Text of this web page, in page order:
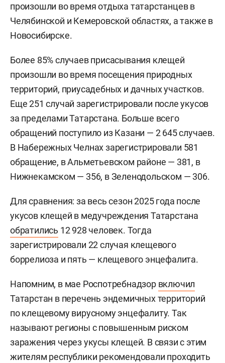
произошли во время отдыха татарстанцев в
Челябинской и Кемеровской областях, а также в
Новосибирске.
Более 85% случаев присасывания клещей
произошли во время посещения природных
территорий, приусадебных и дачных участков.
Еще 251 случай зарегистрировали после укусов
за пределами Татарстана. Больше всего
обращений поступило из Казани — 2 645 случаев.
В Набережных Челнах зарегистрировали 581
обращение, в Альметьевском районе — 381, в
Нижнекамском — 356, в Зеленодольском — 306.
Для сравнения: за весь сезон 2025 года после
укусов клещей в медучреждения Татарстана
обратились 12 928 человек. Тогда
зарегистрировали 22 случая клещевого
боррелиоза и пять — клещевого энцефалита.
Напомним, в мае Роспотребнадзор включил
Татарстан в перечень эндемичных территорий
по клещевому вирусному энцефалиту. Так
называют регионы с повышенным риском
заражения через укусы клещей. В связи с этим
жителям республики рекомендовали проходить